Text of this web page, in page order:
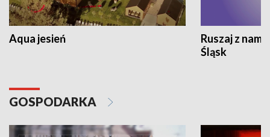
Aqua jesień
Ruszaj z
Śląsk
GOSPODARKA